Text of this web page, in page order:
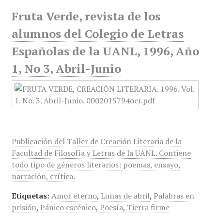
Fruta Verde, revista de los
alumnos del Colegio de Letras
Españolas de la UANL, 1996, Año
1, No 3, Abril-Junio
Publicación del Taller de Creación Literaria de la
Facultad de Filosofía y Letras de la UANL. Contiene
todo tipo de géneros literarios: poemas, ensayo,
narración, crítica.
Etiquetas: Amor eterno, Lunas de abril, Palabras en
prisión, Pánico escénico, Poesía, Tierra firme